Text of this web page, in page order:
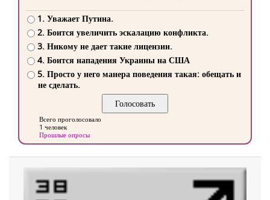
1. Уважает Путина.
2. Боится увеличить эскалацию конфликта.
3. Никому не дает такие лицензии.
4. Боится нападения Украины на США
5. Просто у него манера поведения такая: обещать и
не сделать.
Всего проголосовало
1 человек
Прошлые опросы